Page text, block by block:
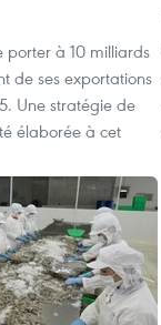
porter à 10 milliards
de ses exportations
Une stratégie de
élaborée à cet